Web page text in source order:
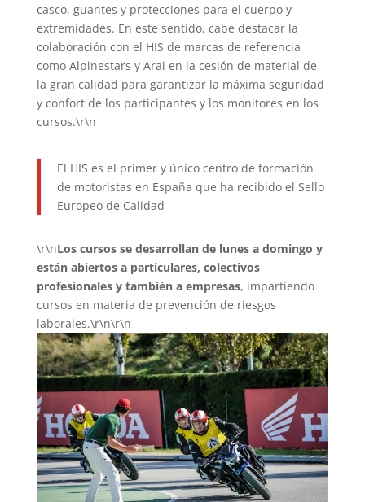
casco, guantes y protecciones para el cuerpo y
extremidades. En este sentido, cabe destacar la
colaboración con el HIS de marcas de referencia
como Alpinestars y Arai en la cesión de material de
la gran calidad para garantizar la máxima seguridad
y confort de los participantes y los monitores en los
cursos.\r\n
El HIS es el primer y único centro de formación
de motoristas en España que ha recibido el Sello
Europeo de Calidad
\r\nLos cursos se desarrollan de lunes a domingo y
están abiertos a particulares, colectivos
profesionales y también a empresas, impartiendo
cursos en materia de prevención de riesgos
laborales.\r\n\r\n